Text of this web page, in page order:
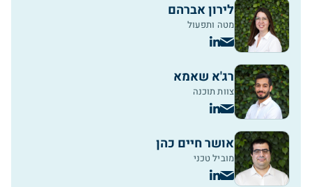
לירון אברהם
מטה ותפעול
רג'א שאמא
צוות תוכנה
אושר חיים כהן
מוביל טכני